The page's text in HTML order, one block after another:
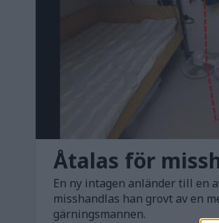
Åtalas för
En ny intagen anländer till en
misshandlas han grovt av en
gärningsmannen.